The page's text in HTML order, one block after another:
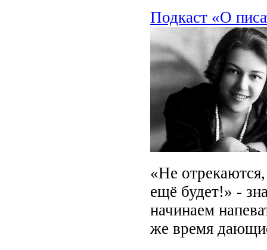
Подкаст «О
«Не
ещё будет!» -
начинаем
же время